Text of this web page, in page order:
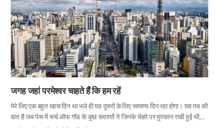
जगह जहां परमेश्वर चाहते हैं कि हम रहें
मेरे लिए एक बहुत खास दिन था भले ही यह दूसरों के लिए सामान्य दिन रहा होगा। यह तब की
बात है जब पेरू में चर्च ऑफ गॉड के कुछ सदस्यों ने जिनके चेहरे पर मुस्कान रखी हुई थी,